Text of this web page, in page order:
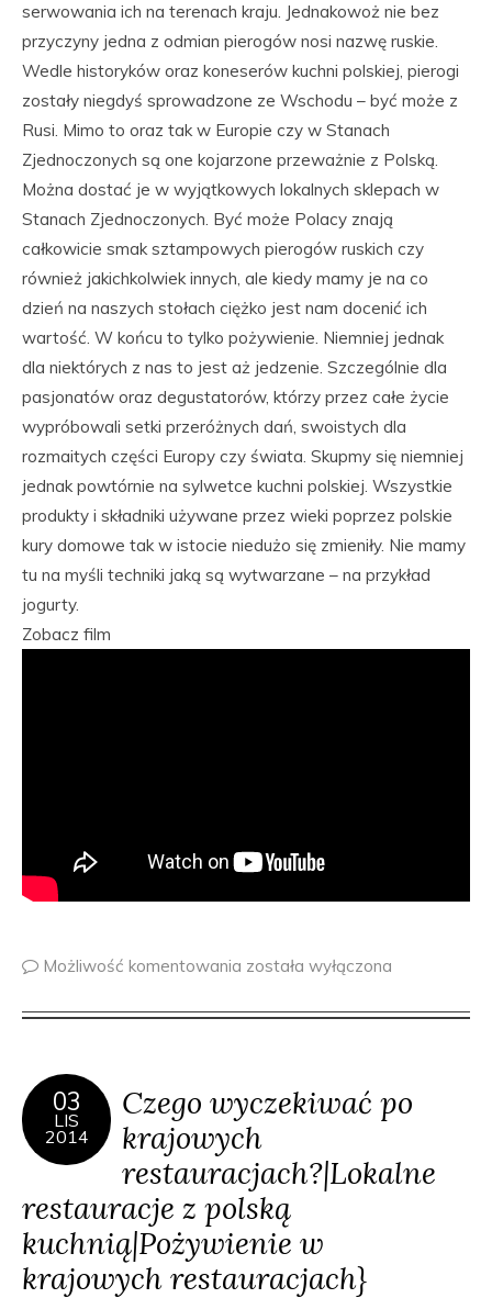
serwowania ich na terenach kraju. Jednakowoż nie bez
przyczyny jedna z odmian pierogów nosi nazwę ruskie.
Wedle historyków oraz koneserów kuchni polskiej, pierogi
zostały niegdyś sprowadzone ze Wschodu – być może z
Rusi. Mimo to oraz tak w Europie czy w Stanach
Zjednoczonych są one kojarzone przeważnie z Polską.
Można dostać je w wyjątkowych lokalnych sklepach w
Stanach Zjednoczonych. Być może Polacy znają
całkowicie smak sztampowych pierogów ruskich czy
również jakichkolwiek innych, ale kiedy mamy je na co
dzień na naszych stołach ciężko jest nam docenić ich
wartość. W końcu to tylko pożywienie. Niemniej jednak
dla niektórych z nas to jest aż jedzenie. Szczególnie dla
pasjonatów oraz degustatorów, którzy przez całe życie
wypróbowali setki przeróżnych dań, swoistych dla
rozmaitych części Europy czy świata. Skupmy się niemniej
jednak powtórnie na sylwetce kuchni polskiej. Wszystkie
produkty i składniki używane przez wieki poprzez polskie
kury domowe tak w istocie niedużo się zmieniły. Nie mamy
tu na myśli techniki jaką są wytwarzane – na przykład
jogurty.
Zobacz film
Możliwość komentowania została wyłączona
03
LIS
2014
Czego wyczekiwać po
krajowych
restauracjach?|Lokalne
restauracje z polską
kuchnią|Pożywienie w
krajowych restauracjach}